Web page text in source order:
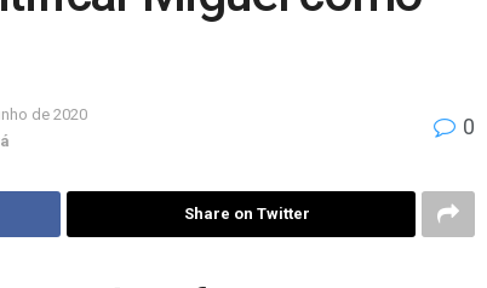
de 2020
0
Share on Twitter